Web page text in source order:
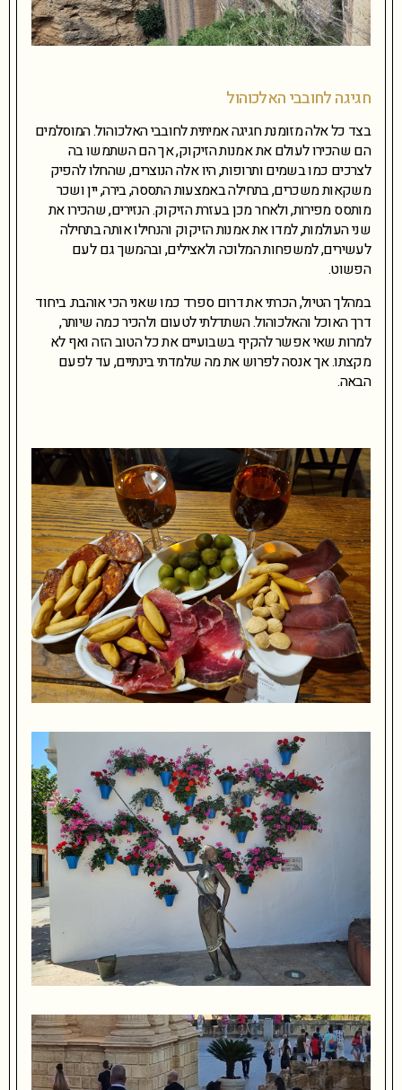
חגיגה לחובבי האלכוהול
בצד כל אלה מזומנת חגיגה אמיתית לחובבי האלכוהול. המוסלמים
הם שהכירו לעולם את אמנות הזיקוק, אך הם השתמשו בה
לצרכים כמו בשמים ותרופות, היו אלה הנוצרים, שהחלו להפיק
משקאות משכרים, בתחילה באמצעות התססה, בירה, יין ושכר
מותסס מפירות, ולאחר מכן בעזרת הזיקוק. הנזירים, שהכירו את
שני העולמות, למדו את אמנות הזיקוק והנחילו אותה בתחילה
לעשירים, למשפחות המלוכה ולאצילים, ובהמשך גם לעם
הפשוט.
במהלך הטיול, הכרתי את דרום ספרד כמו שאני הכי אוהבת. ביחוד
דרך האוכל והאלכוהול. השתדלתי לטעום ולהכיר כמה שיותר,
למרות שאי אפשר להקיף בשבועיים את כל הטוב הזה ואף לא
מקצתו. אך אנסה לפרוש את מה שלמדתי בינתיים, עד לפעם
הבאה.